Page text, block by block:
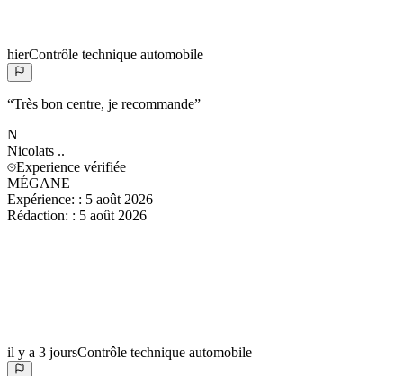
hierContrôle technique automobile
“Très bon centre, je recommande”
N
Nicolats ..
Experience vérifiée
MÉGANE
Expérience: : 5 août 2026
Rédaction: : 5 août 2026
il y a 3 joursContrôle technique automobile